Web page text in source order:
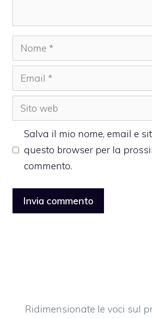
Nome
Email
Sito
web
Salva il mio nome, email e
questo browser per la
commento.
Ridimensionate le voci sul